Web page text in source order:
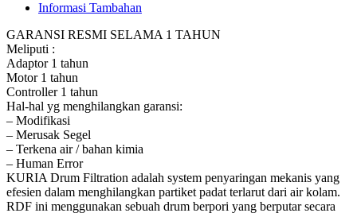
Informasi Tambahan
GARANSI RESMI SELAMA 1 TAHUN
Meliputi :
Adaptor 1 tahun
Motor 1 tahun
Controller 1 tahun
Hal-hal yg menghilangkan garansi:
– Modifikasi
– Merusak Segel
– Terkena air / bahan kimia
– Human Error
KURIA Drum Filtration adalah system penyaringan mekanis yang
efesien dalam menghilangkan partiket padat terlarut dari air kolam.
RDF ini menggunakan sebuah drum berpori yang berputar secara